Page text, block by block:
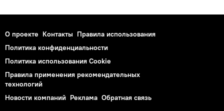
О проекте Контакты Правила использования
Политика конфиденциальности
Политика использования Cookie
Правила применения рекомендательных
технологий
Новости компаний Реклама Обратная связь